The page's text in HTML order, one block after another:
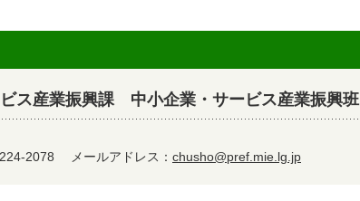
産業振興課 中小企業・サービス産業振興班
224-2078 メールアドレス： chusho@pref.mie.lg.jp